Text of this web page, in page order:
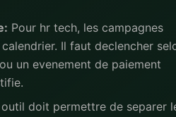
Pour hr tech, les campagnes
Il faut declencher
un evenement de paiement
doit permettre de separer